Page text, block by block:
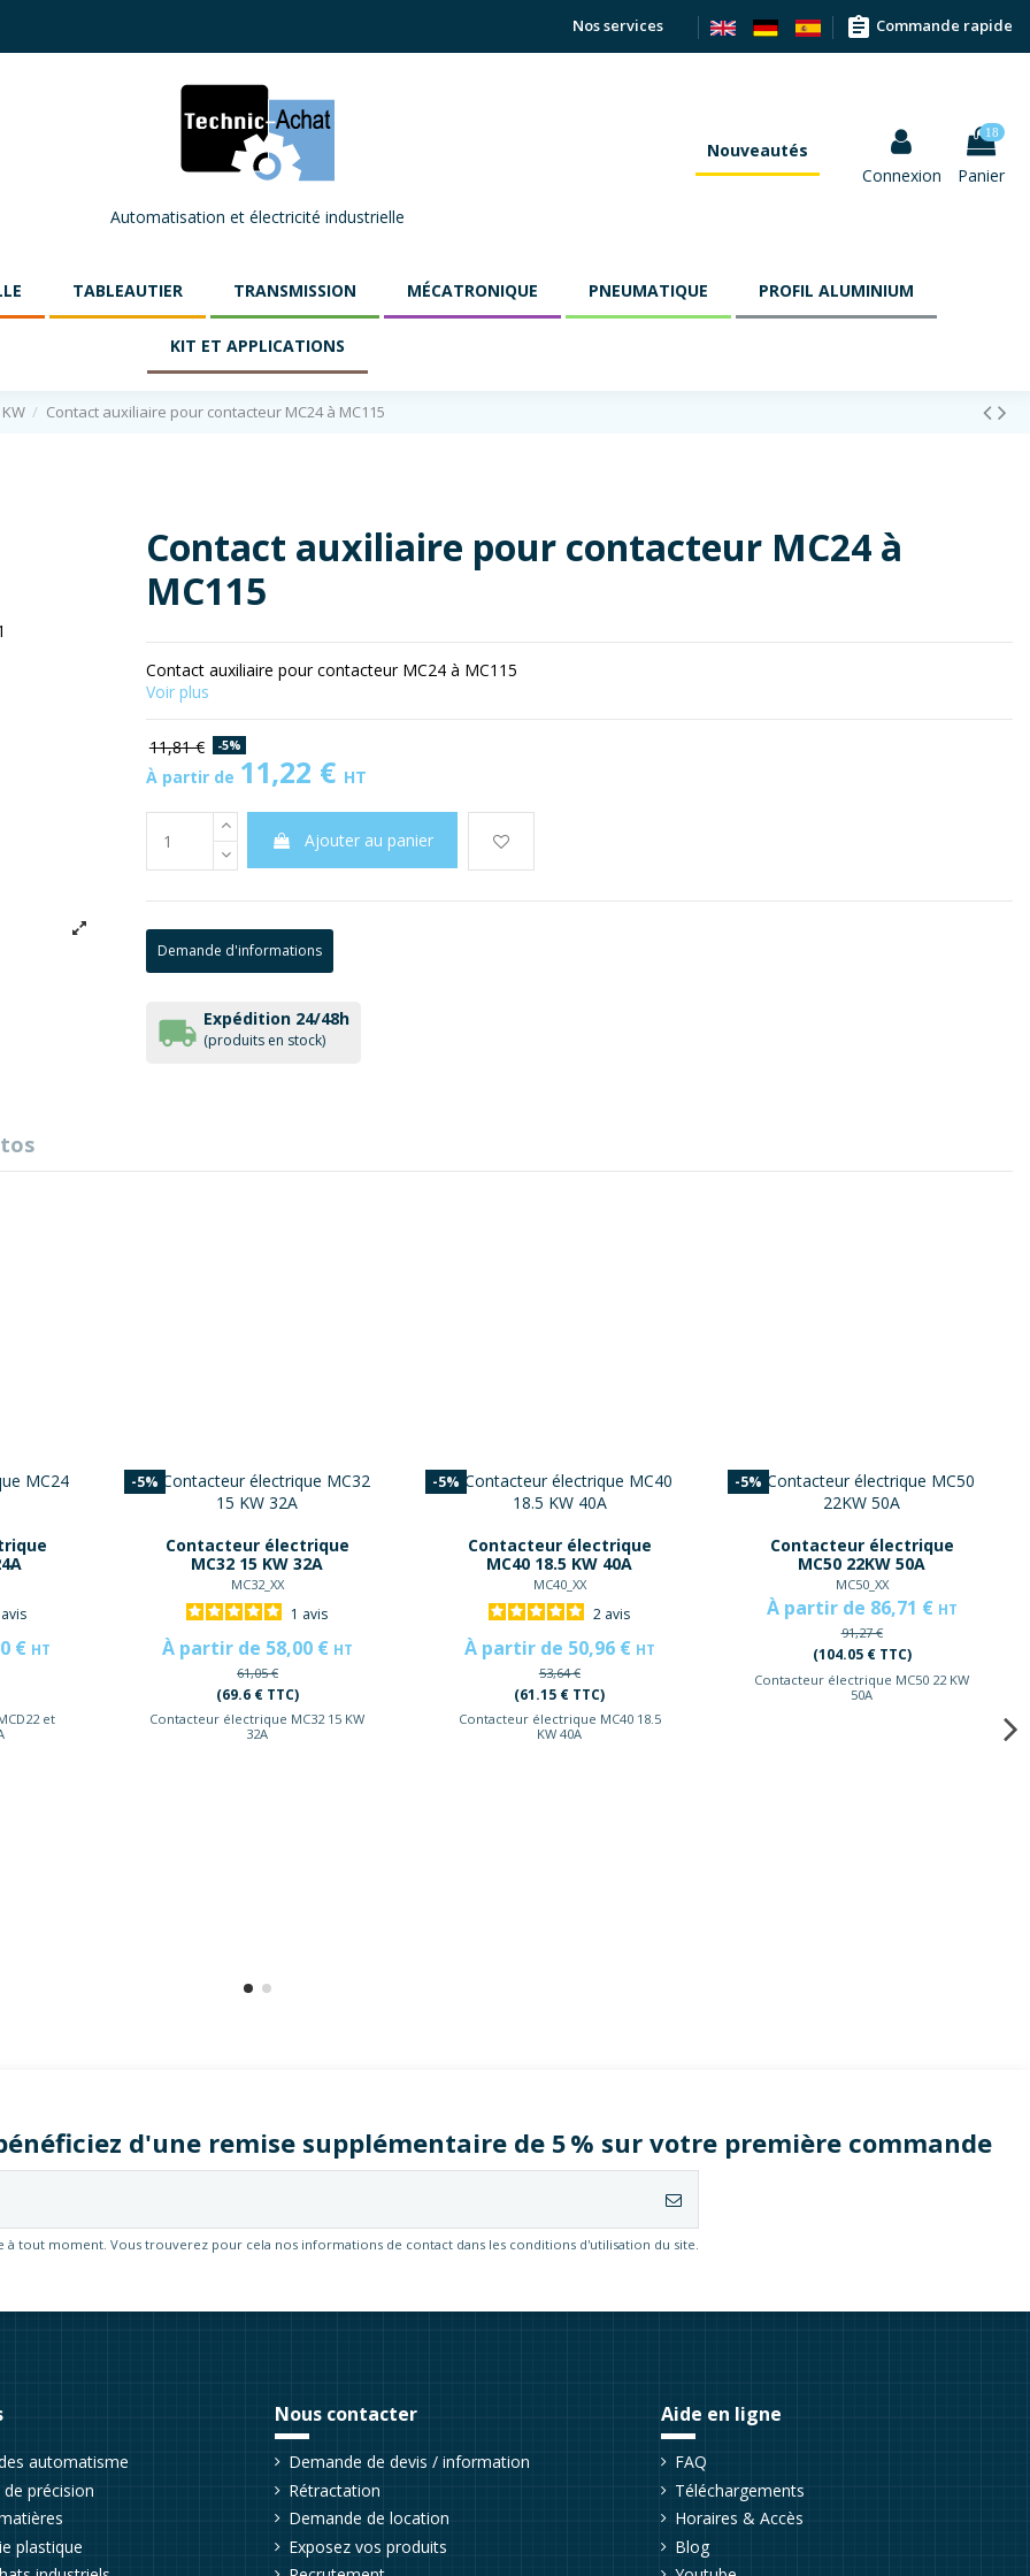
Nos services assignment Commande rapide
Automatisation et électricité industrielle
Nouveautés
Connexion
18
Panier
TABLEAUTIER TRANSMISSION MÉCATRONIQUE PNEUMATIQUE PROFIL ALUMINIUM
KIT ET APPLICATIONS
Contact auxiliaire pour contacteur MC24 à MC115
Contact auxiliaire pour contacteur MC24 à
MC115
Contact auxiliaire pour contacteur MC24 à MC115
Voir plus
11,81 € -5%
À partir de 11,22 € HT
Ajouter au panier
Demande d'informations
Expédition 24/48h
(produits en stock)
avis
€ HT
et
-5%
Contacteur électrique
MC32 15 KW 32A
MC32_XX
1 avis
À partir de 58,00 € HT
61,05 €
(69.6 € TTC)
Contacteur électrique MC32 15 KW
32A
-5%
Contacteur électrique
MC40 18.5 KW 40A
MC40_XX
2 avis
À partir de 50,96 € HT
53,64 €
(61.15 € TTC)
Contacteur électrique MC40 18.5
KW 40A
-5%
Contacteur électrique
MC50 22KW 50A
MC50_XX
À partir de 86,71 € HT
91,27 €
(104.05 € TTC)
Contacteur électrique MC50 22 KW
50A
d'une remise supplémentaire de 5 % sur votre première commande
à tout moment. Vous trouverez pour cela nos informations de contact dans les conditions d'utilisation du site.
automatisme
de précision
plastique
Nous contacter
Demande de devis / information
Rétractation
Demande de location
Exposez vos produits
Aide en ligne
FAQ
Téléchargements
Horaires & Accès
Blog